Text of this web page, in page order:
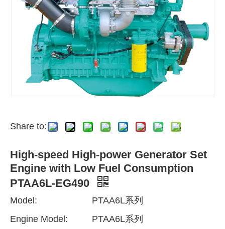
Share to:
High-speed High-power Generator Set
Engine with Low Fuel Consumption
PTAA6L-EG490
Model:
PTAA6L系列
Engine Model:
PTAA6L系列